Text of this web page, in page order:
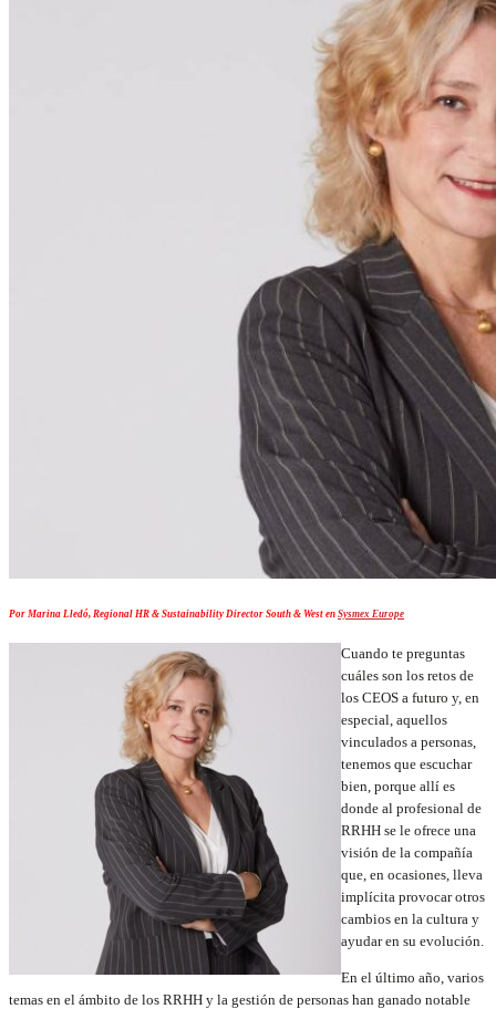
Por Marina Lledó, Regional HR & Sustainability Director South & West en Sysmex Europe
Cuando te preguntas
cuáles son los retos de
los CEOS a futuro y, en
especial, aquellos
vinculados a personas,
tenemos que escuchar
bien, porque allí es
donde al profesional de
RRHH se le ofrece una
visión de la compañía
que, en ocasiones, lleva
implícita provocar otros
cambios en la cultura y
ayudar en su evolución.
En el último año, varios
temas en el ámbito de los RRHH y la gestión de personas han ganado notable